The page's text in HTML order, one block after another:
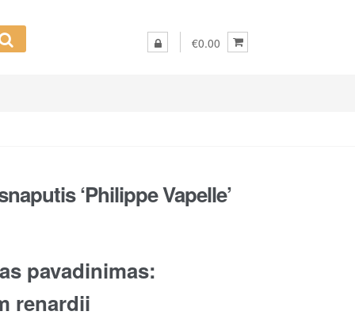
€0.00
‘Philippe Vapelle’
pavadinimas:
renardii